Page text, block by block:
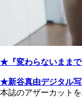
★『変わらないまま
★新谷真由デジタル写
本誌のアザーカット